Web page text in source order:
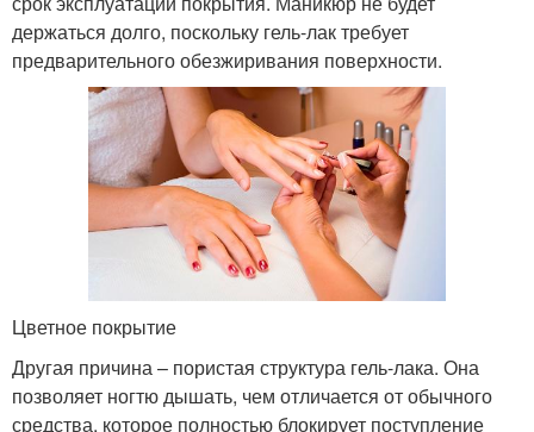
держаться долго, поскольку гель-лак требует
предварительного обезжиривания поверхности.
Цветное покрытие
Другая причина – пористая структура гель-лака. Она
позволяет ногтю дышать, чем отличается от обычного
средства, которое полностью блокирует поступление